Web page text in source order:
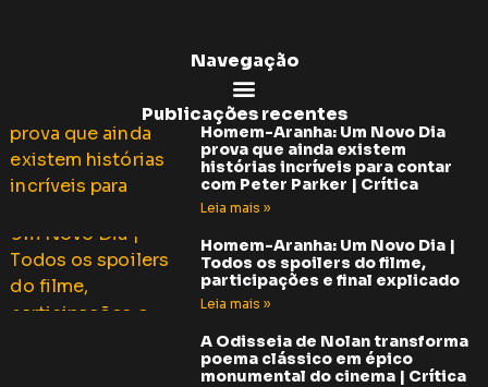
Navegação
Publicações recentes
Homem-Aranha: Um Novo Dia
prova que ainda existem
histórias incríveis para contar
com Peter Parker | Crítica
Leia mais »
Homem-Aranha: Um Novo Dia |
Todos os spoilers do filme,
participações e final explicado
Leia mais »
A Odisseia de Nolan transforma
poema clássico em épico
monumental do cinema | Crítica